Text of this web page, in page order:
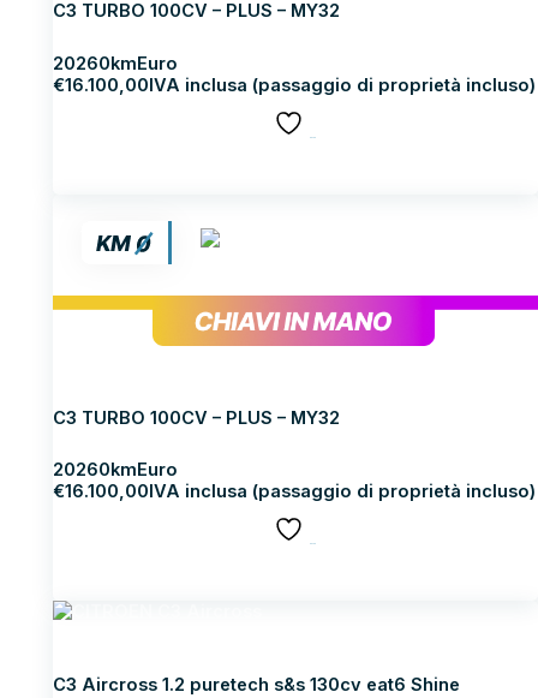
C3 TURBO 100CV – PLUS – MY32
20260kmEuro
€16.100,00IVA inclusa (passaggio di proprietà incluso)
C3 TURBO 100CV – PLUS – MY32
20260kmEuro
€16.100,00 IVA inclusa (passaggio di proprietà incluso)
C3 Aircross 1.2 puretech s&s 130cv eat6 Shine